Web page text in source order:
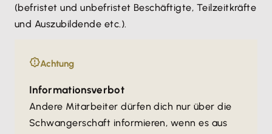
(befristet und unbefristet Beschäftigte, Teilzeitkräfte
und Auszubildende etc.).
Achtung
Informationsverbot
Andere Mitarbeiter dürfen dich nur über die
Schwangerschaft informieren, wenn es aus